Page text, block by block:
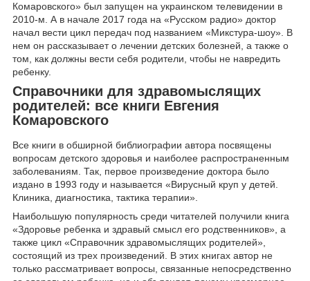
Комаровского» был запущен на украинском телевидении в
2010-м. А в начале 2017 года на «Русском радио» доктор
начал вести цикл передач под названием «Микстура-шоу». В
нем он рассказывает о лечении детских болезней, а также о
том, как должны вести себя родители, чтобы не навредить
ребенку.
Справочники для здравомыслящих
родителей: все книги Евгения
Комаровского
Все книги в обширной библиографии автора посвящены
вопросам детского здоровья и наиболее распространенным
заболеваниям. Так, первое произведение доктора было
издано в 1993 году и называется «Вирусный круп у детей.
Клиника, диагностика, тактика терапии».
Наибольшую популярность среди читателей получили книга
«Здоровье ребенка и здравый смысл его родственников», а
также цикл «Справочник здравомыслящих родителей»,
состоящий из трех произведений. В этих книгах автор не
только рассматривает вопросы, связанные непосредственно